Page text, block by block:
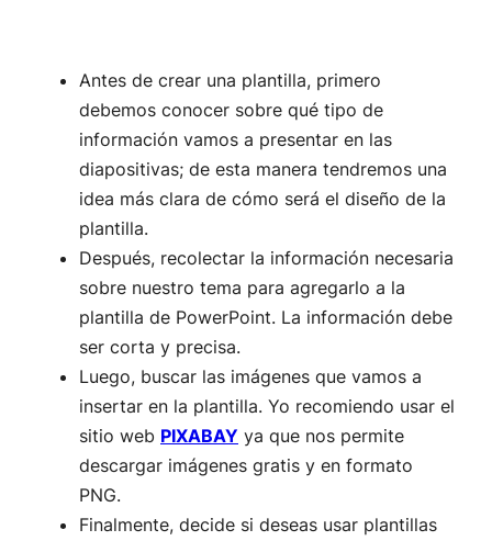
Antes de crear una plantilla, primero
debemos conocer sobre qué tipo de
información vamos a presentar en las
diapositivas; de esta manera tendremos una
idea más clara de cómo será el diseño de la
plantilla.
Después, recolectar la información necesaria
sobre nuestro tema para agregarlo a la
plantilla de PowerPoint. La información debe
ser corta y precisa.
Luego, buscar las imágenes que vamos a
insertar en la plantilla. Yo recomiendo usar el
sitio web PIXABAY ya que nos permite
descargar imágenes gratis y en formato
PNG.
Finalmente, decide si deseas usar plantillas